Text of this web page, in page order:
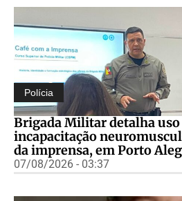
Polícia
Brigada Militar detalha uso
incapacitação
da imprensa, em Porto
07/08/2026 - 03:37